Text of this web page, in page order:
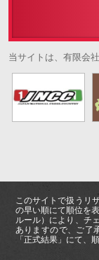
当サイトは、有限会
このサイトで扱うリ
の早い順にて順位を
ルール）により、チ
ありますので、ご了
「正式結果」にて、